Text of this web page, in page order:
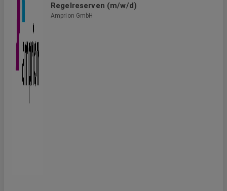
Regelreserven (m/w/d)
Amprion GmbH